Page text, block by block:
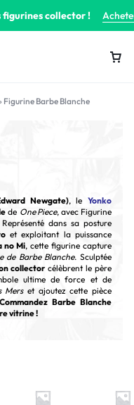
figurines collector !
Figurine Barbe Blanche
Newgate), le Yonko
de One Piece, avec Figurine
dans sa posture
et exploitant la puissance
no Mi, cette figurine capture
de Barbe Blanche. Sculptée
collector célèbrent le père
ultime de force et de
Merset ajoutez cette pièce
Commandez Barbe Blanche
vitrine !